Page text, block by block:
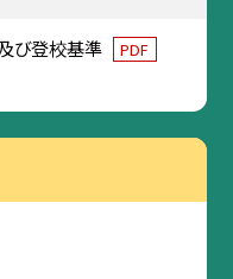
び登校基準 PDF